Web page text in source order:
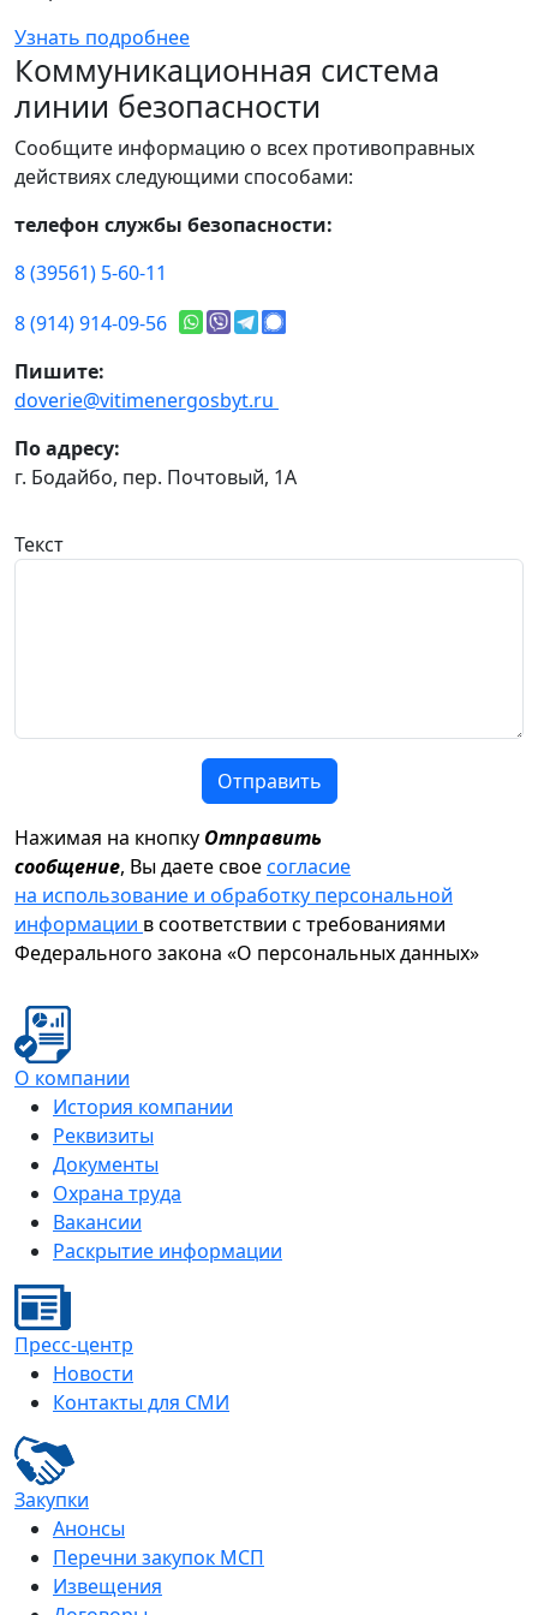
Узнать подробнее
Коммуникационная система
линии безопасности
Сообщите информацию о всех противоправных
действиях следующими способами:
телефон службы безопасности:
8 (39561) 5-60-11
8 (914) 914-09-56
Пишите:
doverie@vitimenergosbyt.ru
По адресу:
г. Бодайбо, пер. Почтовый, 1А
Текст
Отправить
Нажимая на кнопку Отправить
сообщение, Вы даете своесогласие
на использование и обработку персональной
информации в соответствии с требованиями
Федерального закона «О персональных данных»
О компании
История компании
Реквизиты
Документы
Охрана труда
Вакансии
Раскрытие информации
Пресс-центр
Новости
Контакты для СМИ
Закупки
Анонсы
Перечни закупок МСП
Извещения